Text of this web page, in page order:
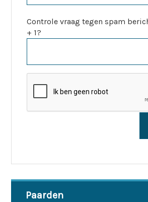
Controle vraag tegen spam
+ 1?
Paarden